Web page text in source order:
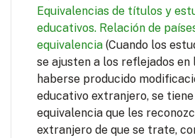
Equivalencias de títulos y
educativos. Relación de
equivalencia (Cuando los
se ajusten a los reflejados
haberse producido
educativo extranjero, se
equivalencia que les
extranjero de que se trate,